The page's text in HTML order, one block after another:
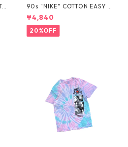
90s "NIKE" COTTON EASY S
HORTS
¥4,840
20%OFF